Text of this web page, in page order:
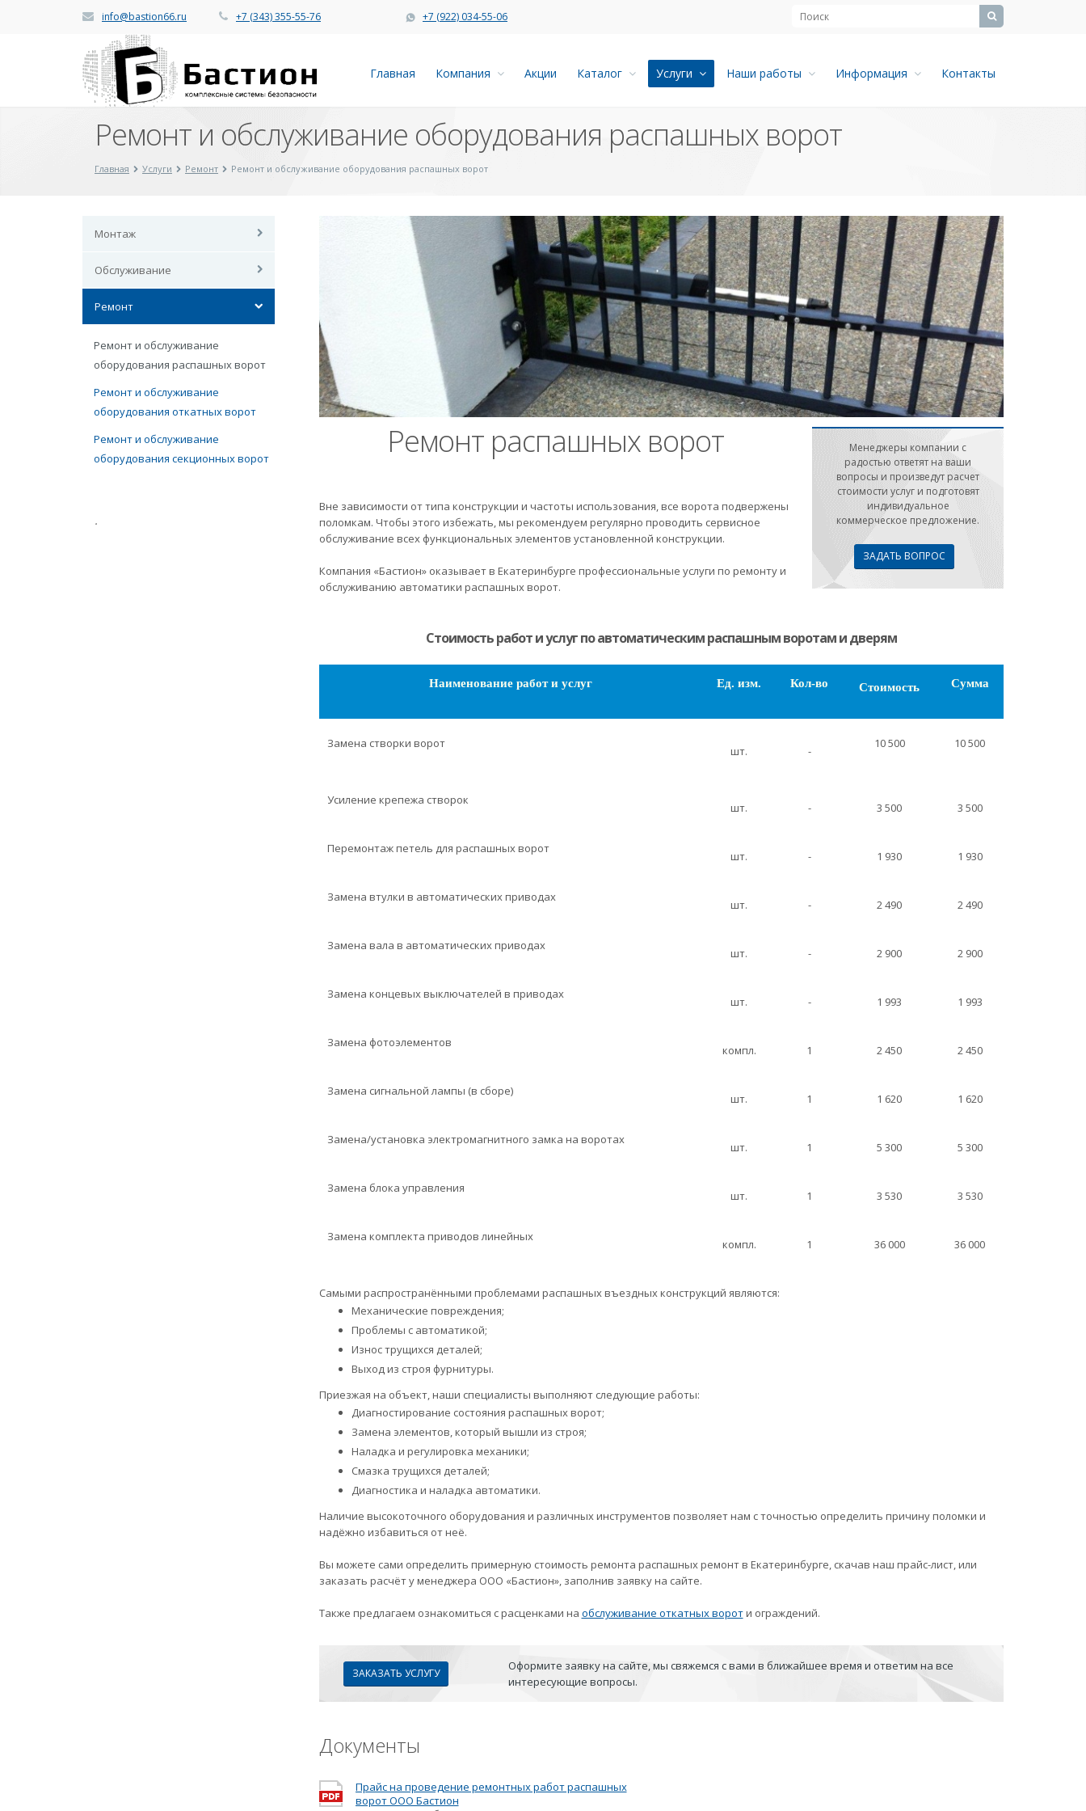
info@bastion66.ru +7 (343) 355-55-76 +7 (922) 034-55-06
Главная Компания Акции Каталог Услуги Наши работы Информация Контакты
Ремонт и обслуживание оборудования распашных ворот
Главная Услуги Ремонт Ремонт и обслуживание оборудования распашных ворот
Монтаж
Обслуживание
Ремонт
Ремонт и обслуживание
оборудования распашных ворот
Ремонт и обслуживание
оборудования откатных ворот
Ремонт и обслуживание
оборудования секционных ворот
.
Менеджеры компании с
радостью ответят на ваши
вопросы и произведут расчет
стоимости услуг и подготовят
индивидуальное
коммерческое предложение.
ЗАДАТЬ ВОПРОС
Ремонт распашных ворот
Вне зависимости от типа конструкции и частоты использования, все ворота подвержены
поломкам. Чтобы этого избежать, мы рекомендуем регулярно проводить сервисное
обслуживание всех функциональных элементов установленной конструкции.
Компания «Бастион» оказывает в Екатеринбурге профессиональные услуги по ремонту и
обслуживанию автоматики распашных ворот.
Стоимость работ и услуг по автоматическим распашным воротам и дверям
Наименование работ и услуг Ед. изм. Кол-во Стоимость Сумма
Замена створки ворот
шт. -
10 500 10 500
Усиление крепежа створок
шт. - 3 500 3 500
Перемонтаж петель для распашных ворот
шт. - 1 930 1 930
Замена втулки в автоматических приводах
шт. - 2 490 2 490
Замена вала в автоматических приводах
шт. - 2 900 2 900
Замена концевых выключателей в приводах
шт. - 1 993 1 993
Замена фотоэлементов
компл. 1 2 450 2 450
Замена сигнальной лампы (в сборе)
шт. 1 1 620 1 620
Замена/установка электромагнитного замка на воротах
шт. 1 5 300 5 300
Замена блока управления
шт. 1 3 530 3 530
Замена комплекта приводов линейных
компл. 1 36 000 36 000
Самыми распространёнными проблемами распашных въездных конструкций являются:
Механические повреждения;
Проблемы с автоматикой;
Износ трущихся деталей;
Выход из строя фурнитуры.
Приезжая на объект, наши специалисты выполняют следующие работы:
Диагностирование состояния распашных ворот;
Замена элементов, который вышли из строя;
Наладка и регулировка механики;
Смазка трущихся деталей;
Диагностика и наладка автоматики.
Наличие высокоточного оборудования и различных инструментов позволяет нам с точностью определить причину поломки и
надёжно избавиться от неё.
Вы можете сами определить примерную стоимость ремонта распашных ремонт в Екатеринбурге, скачав наш прайс-лист, или
заказать расчёт у менеджера ООО «Бастион», заполнив заявку на сайте.
Также предлагаем ознакомиться с расценками на обслуживание откатных вороти ограждений.
ЗАКАЗАТЬ УСЛУГУ
Оформите заявку на сайте, мы свяжемся с вами в ближайшее время и ответим на все
интересующие вопросы.
Документы
Прайс на проведение ремонтных работ распашных
ворот ООО Бастион